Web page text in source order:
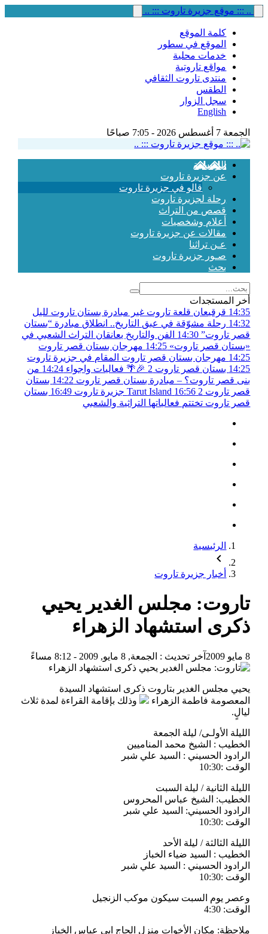
.. ::: موقع جزيرة تاروت ::: ..
كلمة الموقع
الموقع في سطور
خدمات محلية
مواقع تاروتية
منتدى تاروت الثقافي
الطقس
سجل الزوار
English
الجمعة 7 أغسطس 2026 - 7:05 صباحًا
الرئيسية
عن جزيرة تاروت
قالو في جزيرة تاروت
رحلة لجزيرة تاروت
قصص من التراث
أعلام وشخصيات
مقالات عن جزيرة تاروت
عـن تراثنا
صـور جزيرة تاروت
بحث
أخر المستجدات
14:35 قرقيعان قلعة تاروت غير مبادرة بستان تاروت لليل
14:32 رحلة مشوّقة في عبق التاريخ.. انطلاق مبادرة “بستان
قصر تاروت” 14:30 الفن والتاريخ يعانقان التراث الشعبي في
«بستان قصر تاروت» 14:25 مهرجان بستان قصر تاروت
14:25 مهرجان بستان قصر تاروت المقام في جزيرة تاروت
14:25 بستان قصر تاروت 2 🎉🌴 فعاليات واجواء 14:24 من
بنى قصر تاروت؟ – مبادرة بستان قصر تاروت 14:22 بستان
قصر تاروت 2
16:56
16:49 بستان
قصر تاروت تختتم فعالياتها التراثية والشعبي
الرئيسية
أخبار جزيرة تاروت
تاروت: مجلس الغدير يحيي
ذكرى استشهاد الزهراء
8 مايو 2009 آخر تحديث : الجمعة, 8 مايو, 2009 - 8:12 مساءً
يحيي مجلس الغدير بتاروت ذكرى استشهاد السيدة
المعصومة فاطمة الزهراء
وذلك بإقامة القراءة لمدة ثلاث
ليالٍ.
الليلة الأولـى/ ليلة الجمعة
الخطيب : الشيخ محمد المناميين
الرادود الحسيني : السيد علي شبر
الوقت :10:30
الليلة الثانية / ليلة السبت
الخطيب: الشيخ عباس المحروس
الرادود الحسيني: السيد علي شبر
الوقت :10:30
الليلة الثالثة / ليلة الأحد
الخطيب : السيد ضياء الخباز
الرادود الحسيني : السيد علي شبر
الوقت :10:30
وعصر يوم السبت سيكون موكب الزنجيل
الوقت: 4:30
ملاحظة: مكان الأخوات منزل الحاج ابي عباس الخباز